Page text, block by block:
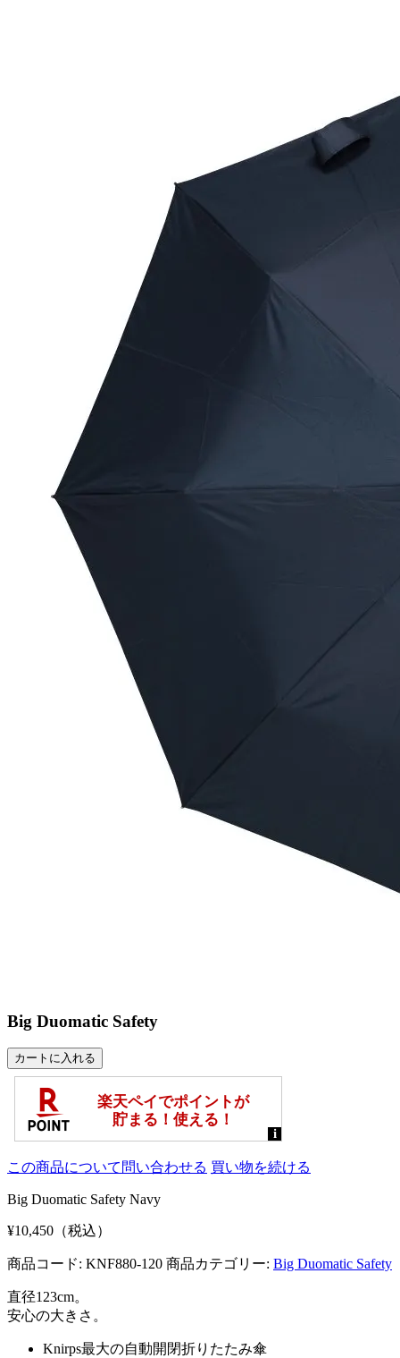
Big Duomatic Safety
この商品について問い合わせる 買い物を続ける
Big Duomatic Safety Navy
¥10,450（税込）
商品コード: KNF880-120 商品カテゴリー: Big Duomatic Safety
直径123cm。
安心の大きさ。
Knirps最大の自動開閉折りたたみ傘